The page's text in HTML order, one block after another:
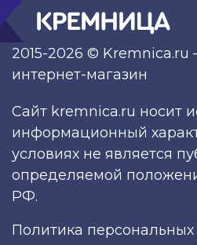
2015-2026 ©
интернет-магазин
Сайт kremnica.ru носит
информационный
условиях не является
определяемой
РФ.
Политика